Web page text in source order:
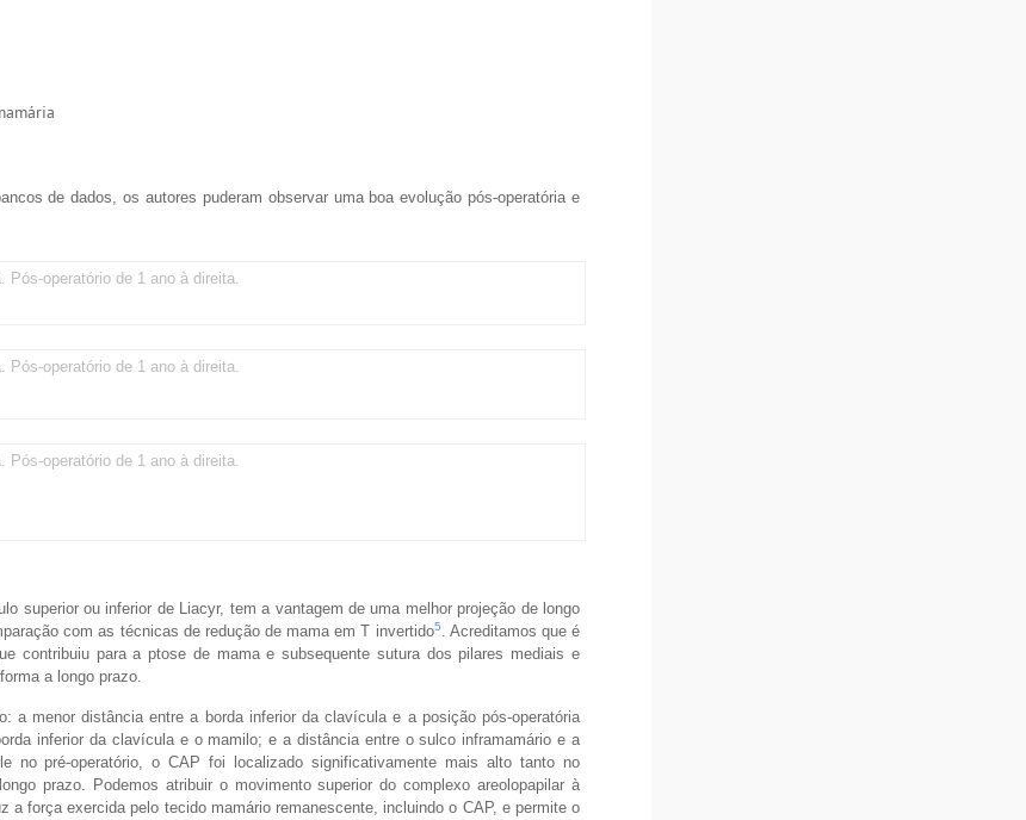
de dados, os autores puderam observar uma boa evolução pós-operatória e
Pós-operatório de 1 ano à direita.
Pós-operatório de 1 ano à direita.
Pós-operatório de 1 ano à direita.
superior ou inferior de Liacyr, tem a vantagem de uma melhor projeção de longo
com as técnicas de redução de mama em T invertido5. Acreditamos que é
contribuiu para a ptose de mama e subsequente sutura dos pilares mediais e
a longo prazo.
a menor distância entre a borda inferior da clavícula e a posição pós-operatória
inferior da clavícula e o mamilo; e a distância entre o sulco inframamário e a
no pré-operatório, o CAP foi localizado significativamente mais alto tanto no
prazo. Podemos atribuir o movimento superior do complexo areolopapilar à
força exercida pelo tecido mamário remanescente, incluindo o CAP, e permite o